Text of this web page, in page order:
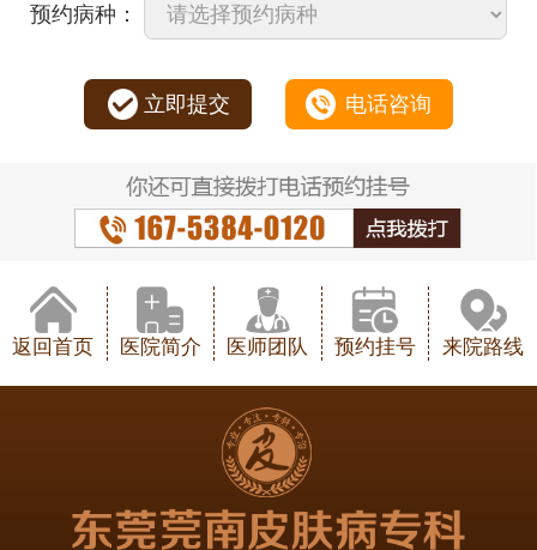
预约病种：
立即提交 电话咨询
返回首页 医院简介 医师团队 预约挂号 来院路线